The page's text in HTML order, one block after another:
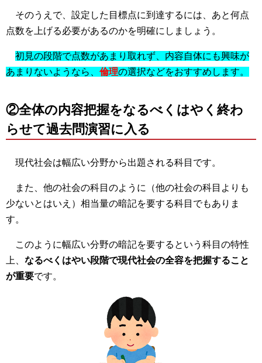
そのうえで、設定した目標点に到達するには、あと何点
点数を上げる必要があるのかを明確にしましょう。
初見の段階で点数があまり取れず、内容自体にも興味が
あまりないようなら、 倫理の選択などをおすすめします。
②全体の内容把握をなるべくはやく終わ
らせて過去問演習に入る
現代社会は幅広い分野から出題される科目です。
また、他の社会の科目のように（他の社会の科目よりも
少ないとはいえ）相当量の暗記を要する科目でもありま
す。
このように幅広い分野の暗記を要するという科目の特性
上、 なるべくはやい段階で現代社会の全容を把握すること
が重要です。